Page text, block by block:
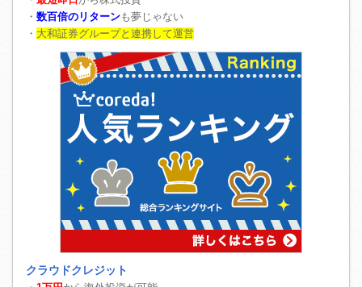
・ 数百倍のリターンも夢じゃない
・ 大和証券グループと連携して運営
クラウドクレジット